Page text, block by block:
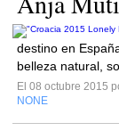
destino en
belleza natural,
El 08 octubre 2015
NONE